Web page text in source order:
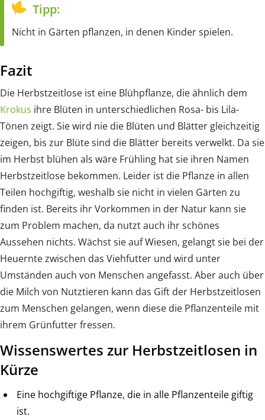
Tipp:
Nicht in Gärten pflanzen, in denen Kinder spielen.
Fazit
Die Herbstzeitlose ist eine Blühpflanze, die ähnlich dem
Krokus ihre Blüten in unterschiedlichen Rosa- bis Lila-
Tönen zeigt. Sie wird nie die Blüten und Blätter gleichzeitig
zeigen, bis zur Blüte sind die Blätter bereits verwelkt. Da sie
im Herbst blühen als wäre Frühling hat sie ihren Namen
Herbstzeitlose bekommen. Leider ist die Pflanze in allen
Teilen hochgiftig, weshalb sie nicht in vielen Gärten zu
finden ist. Bereits ihr Vorkommen in der Natur kann sie
zum Problem machen, da nutzt auch ihr schönes
Aussehen nichts. Wächst sie auf Wiesen, gelangt sie bei der
Heuernte zwischen das Viehfutter und wird unter
Umständen auch von Menschen angefasst. Aber auch über
die Milch von Nutztieren kann das Gift der Herbstzeitlosen
zum Menschen gelangen, wenn diese die Pflanzenteile mit
ihrem Grünfutter fressen.
Wissenswertes zur Herbstzeitlosen in
Kürze
Eine hochgiftige Pflanze, die in alle Pflanzenteile giftig
ist.